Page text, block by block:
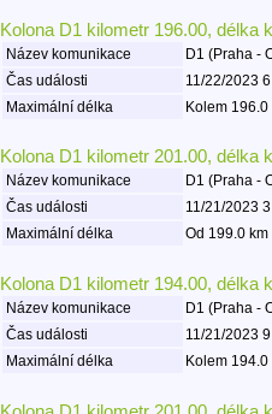
Kolona D1 kilometr 196.00, délka
Název komunikace
D1 (Praha -
Čas události
11/22/2023
Maximální délka
Kolem
Kolona D1 kilometr 201.00, délka
Název komunikace
D1 (Praha -
Čas události
11/21/2023
Maximální délka
Od 199.0
Kolona D1 kilometr 194.00, délka
Název komunikace
D1 (Praha -
Čas události
11/21/2023
Maximální délka
Kolem